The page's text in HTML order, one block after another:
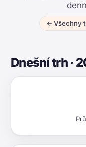
← Všechny
Dnešní trh ·